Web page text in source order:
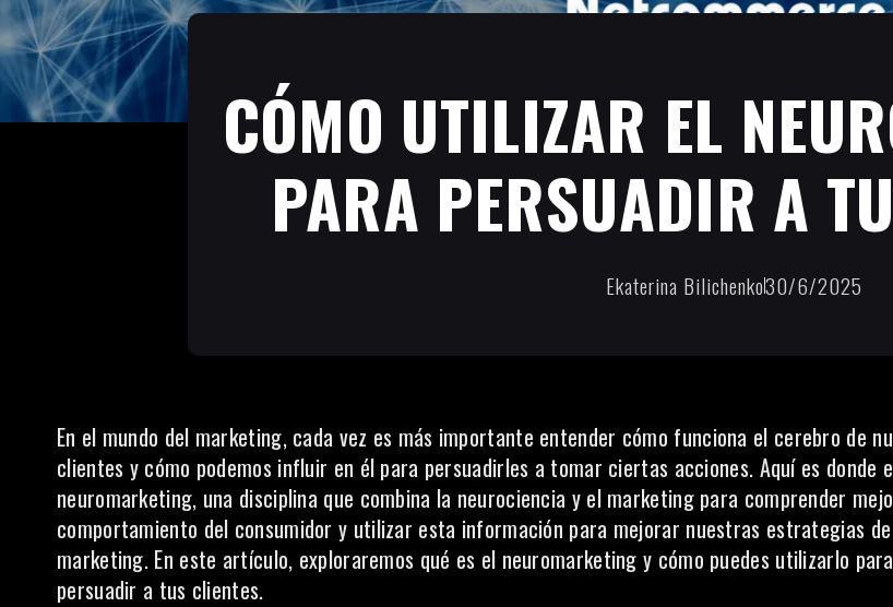
CÓMO UTILIZAR EL
PARA PERSUADIR A
Ekaterina Bilichenko30/6/2025
En el mundo del marketing, cada vez es más importante entender cómo funciona el cerebro de
clientes y cómo podemos influir en él para persuadirles a tomar ciertas acciones. Aquí es donde
neuromarketing, una disciplina que combina la neurociencia y el marketing para comprender
comportamiento del consumidor y utilizar esta información para mejorar nuestras estrategias de
marketing. En este artículo, exploraremos qué es el neuromarketing y cómo puedes utilizarlo para
persuadir a tus clientes.